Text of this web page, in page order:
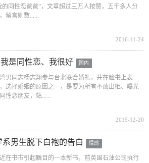
的同性恋爸爸”，文章超过三万人按赞，五千多人分
留言则数......
2016-11-24
是同性恋、我很好 国内
男同志杨志翔参与台北联合婚礼，并在脸书上表
选择婚姻的原因之一，是要为所有不敢出柜、曝光
性恋朋友，站......
2015-12-20
男生脱下白袍的告白 情感
在书市引起瞩目的一本新书，前英国石油公司执行